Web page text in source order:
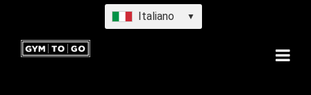
Italiano ▼